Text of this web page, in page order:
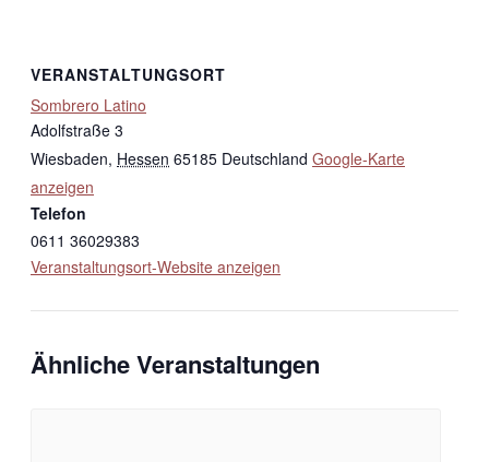
VERANSTALTUNGSORT
Sombrero Latino
Adolfstraße 3
Wiesbaden, Hessen 65185 Deutschland Google-Karte
anzeigen
Telefon
0611 36029383
Veranstaltungsort-Website anzeigen
Ähnliche Veranstaltungen